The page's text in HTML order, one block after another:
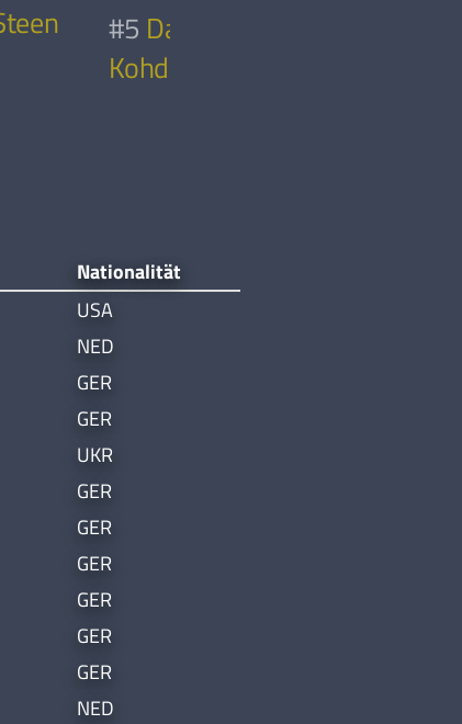
#5 David
Kohdadad
Nationalität
USA
NED
GER
GER
UKR
GER
GER
GER
GER
GER
GER
NED